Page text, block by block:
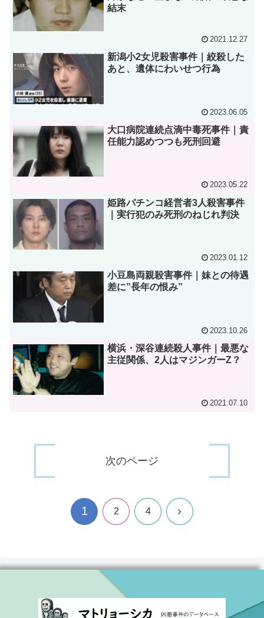
結末
2021.12.27
新潟小2女児殺害事件｜絞殺した
あと、遺体にわいせつ行為
2023.06.05
大口病院連続点滴中毒死事件｜責
任能力認めつつも死刑回避
2023.05.22
姫路パチンコ経営者3人殺害事件
｜実行犯のみ死刑のねじれ判決
2023.01.12
小豆島両親殺害事件｜妹との待遇
差に”長年の恨み”
2023.10.26
横浜・深谷連続殺人事件｜最悪な
主従関係、2人はマジンガーZ？
2021.07.10
次のページ
1 2 4 次